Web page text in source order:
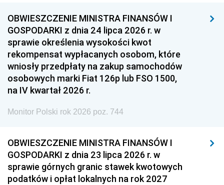
OBWIESZCZENIE MINISTRA FINANSÓW I
GOSPODARKI z dnia 24 lipca 2026 r. w
sprawie określenia wysokości kwot
rekompensat wypłacanych osobom, które
wniosły przedpłaty na zakup samochodów
osobowych marki Fiat 126p lub FSO 1500,
na IV kwartał 2026 r.
Monitor Polski rok 2026 poz. 744
OBWIESZCZENIE MINISTRA FINANSÓW I
GOSPODARKI z dnia 23 lipca 2026 r. w
sprawie górnych granic stawek kwotowych
podatków i opłat lokalnych na rok 2027